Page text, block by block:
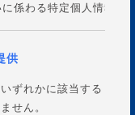
係わる特定個人情報
供
ずれかに該当する
せん。